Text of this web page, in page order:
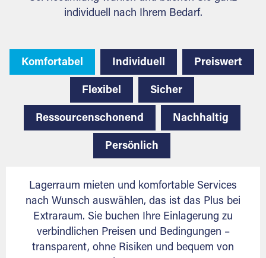
individuell nach Ihrem Bedarf.
Komfortabel Individuell Preiswert
Flexibel Sicher
Ressourcenschonend Nachhaltig
Persönlich
Lagerraum mieten und komfortable Services
nach Wunsch auswählen, das ist das Plus bei
Extraraum. Sie buchen Ihre Einlagerung zu
verbindlichen Preisen und Bedingungen –
transparent, ohne Risiken und bequem von